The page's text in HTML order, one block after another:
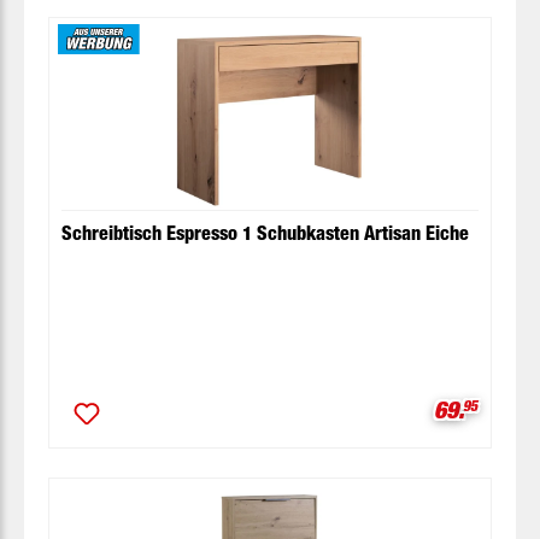
Schreibtisch Espresso 1 Schubkasten Artisan Eiche
69.95